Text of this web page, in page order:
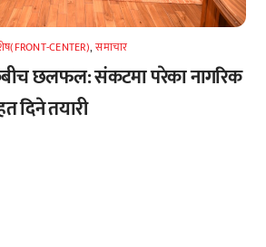
CENTER),समाचार
बैंकबीच छलफल: संकटमा परेका नागरिक
दिने तयारी